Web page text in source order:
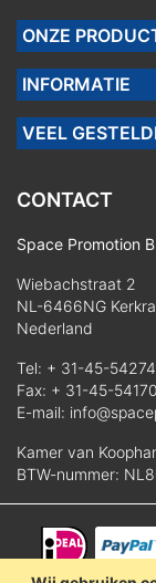
ONZE
INFORMATIE
VEEL
CONTACT
Space Promotion
Wiebachstraat 2
NL-6466NG
Nederland
Tel: + 31-45-
Fax: + 31-45-
E-mail:
Kamer van
BTW-nummer: